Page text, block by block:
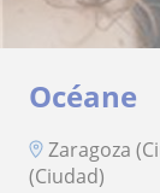
Océane
Zaragoza
(Ciudad)